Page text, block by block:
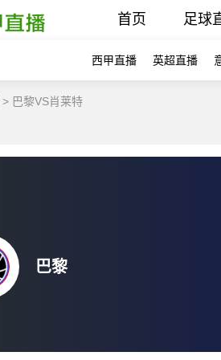
首页 足球
西甲直播 英超直播
> 巴黎VS肖莱特
巴黎